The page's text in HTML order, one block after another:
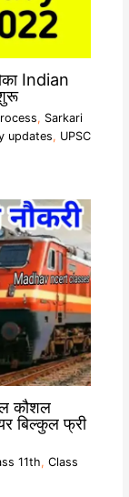
Indian
, Sarkari
updates, UPSC
कौशल
बिल्कुल फ्री
11th, Class